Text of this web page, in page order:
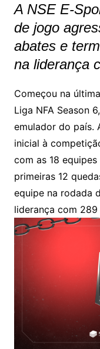
A NSE E-
de jogo
abates e
na liderança
Começou na
Liga NFA Season
emulador do país.
inicial à
com as 18
primeiras 12
equipe na rodada
liderança com